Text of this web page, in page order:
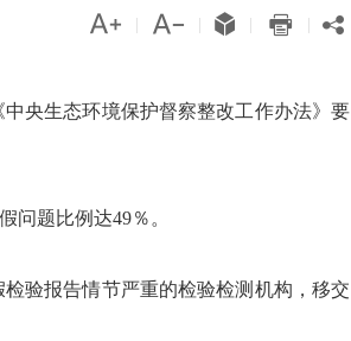
    
央生态环境保护督察整改工作办法》要
问题比例达49％。
验报告情节严重的检验检测机构，移交